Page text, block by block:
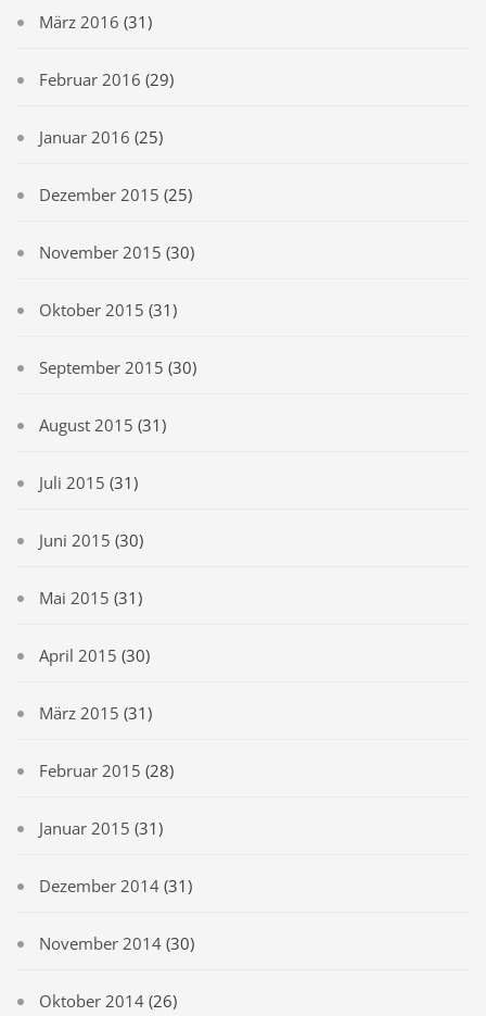
März 2016 (31)
Februar 2016 (29)
Januar 2016 (25)
Dezember 2015 (25)
November 2015 (30)
Oktober 2015 (31)
September 2015 (30)
August 2015 (31)
Juli 2015 (31)
Juni 2015 (30)
Mai 2015 (31)
April 2015 (30)
März 2015 (31)
Februar 2015 (28)
Januar 2015 (31)
Dezember 2014 (31)
November 2014 (30)
Oktober 2014 (26)